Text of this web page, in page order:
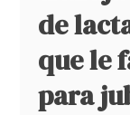
de
que le
para